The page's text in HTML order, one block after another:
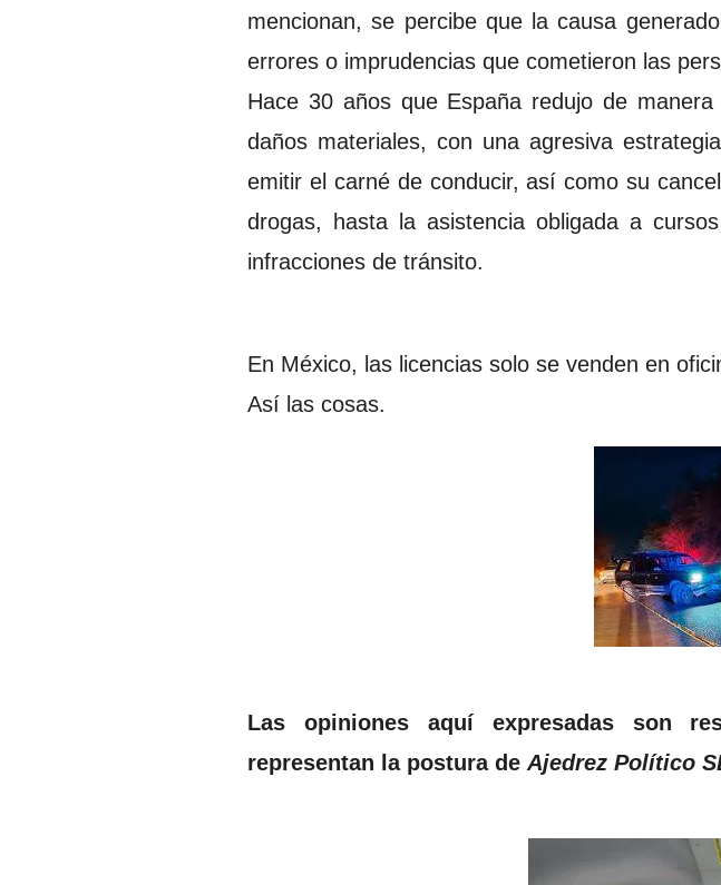
mencionan, se percibe que la causa
errores o imprudencias que cometieron las
Hace 30 años que España redujo de
daños materiales, con una agresiva
emitir el carné de conducir, así como su
drogas, hasta la asistencia obligada a
infracciones de tránsito.
En México, las licencias solo se venden en
Así las cosas.
Las opiniones aquí expresadas son
representan la postura de Ajedrez Político